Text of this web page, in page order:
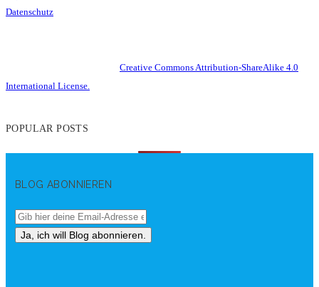
Datenschutz
Creative Commons Attribution-ShareAlike 4.0
International License.
POPULAR POSTS
BLOG ABONNIEREN